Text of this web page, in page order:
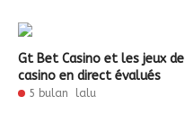
Gt Bet Casino et les jeux de
casino en direct évalués
5 bulan lalu